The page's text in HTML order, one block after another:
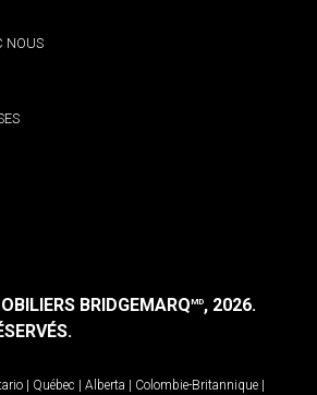
NOUS
BRIDGEMARQMD, 2026.
Québec Alberta Colombie-Britannique